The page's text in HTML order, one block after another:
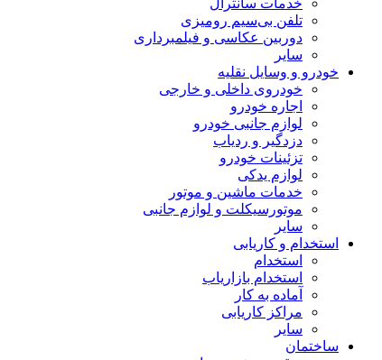
خدمات سانترال
تلفن بی‌سیم رومیزی
دوربین عکاسی و فیلمبرداری
سایر
خودرو و وسایل نقلیه
خودروی داخلی و خارجی
اجاره خودرو
لوازم جانبی خودرو
دزدگیر و ردیاب
تزئینات خودرو
لوازم یدکی
خدمات ماشین و موتور
موتورسیکلت و لوازم جانبی
سایر
استخدام و کاریابی
استخدام
استخدام بازاریاب
آماده به کار
مراکز کاریابی
سایر
ساختمان